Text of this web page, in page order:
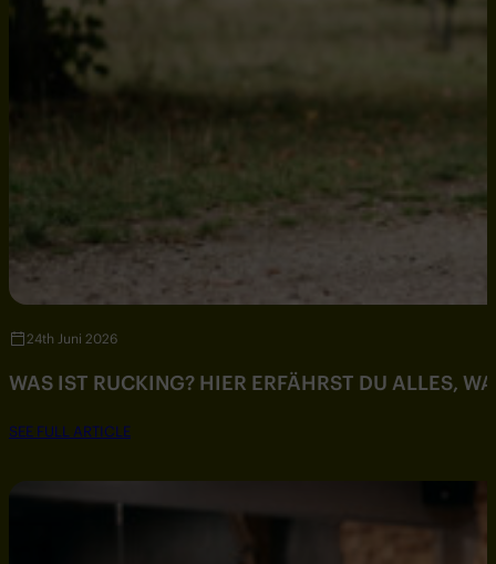
24th Juni 2026
WAS IST RUCKING? HIER ERFÄHRST DU ALLES,
SEE FULL ARTICLE